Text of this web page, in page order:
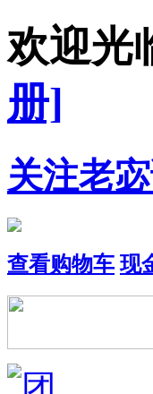
欢迎光
册]
关注老
查看购物车 现